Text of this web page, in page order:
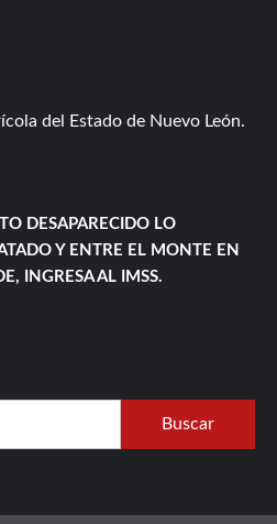
del Estado de Nuevo León.
DESAPARECIDO LO
Y ENTRE EL MONTE EN
INGRESA AL IMSS.
Buscar